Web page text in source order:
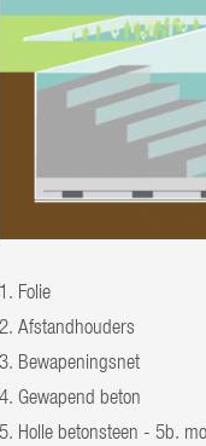
Folie
Afstandhouders
Bewapeningsnet
Gewapend beton
Holle betonsteen - 5b.